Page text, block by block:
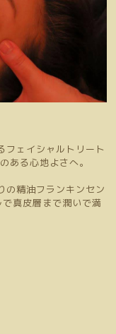
フェイシャルトリート
ある心地よさへ。
の精油フランキンセン
真皮層まで潤いで満